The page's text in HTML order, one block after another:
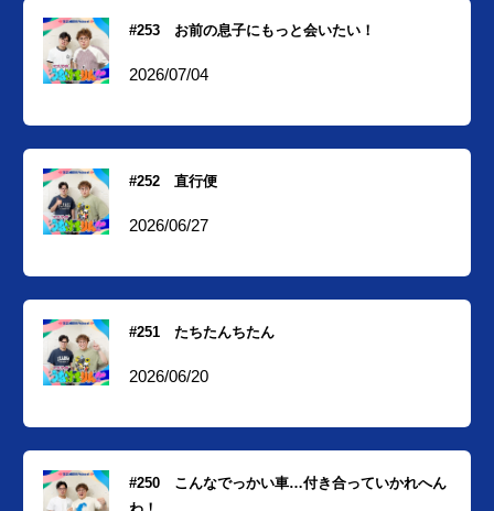
#253 お前の息子にもっと会いたい！
2026/07/04
#252 直行便
2026/06/27
#251 たちたんちたん
2026/06/20
#250 こんなでっかい車…付き合っていかれへん